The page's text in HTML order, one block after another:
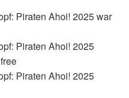
Piraten Ahoi! 2025 war
Piraten Ahoi! 2025
Piraten Ahoi! 2025